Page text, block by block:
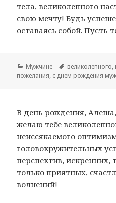
тела, великолепного
свою мечту! Будь
оставаясь собой. Пусть
Рубрики
Мужчине Метки
великолепного,
пожелания, с днем рождения
В день рождения, Алеша,
желаю тебе
неиссякаемого
головокружительных
перспектив,
только приятных,
волнений!